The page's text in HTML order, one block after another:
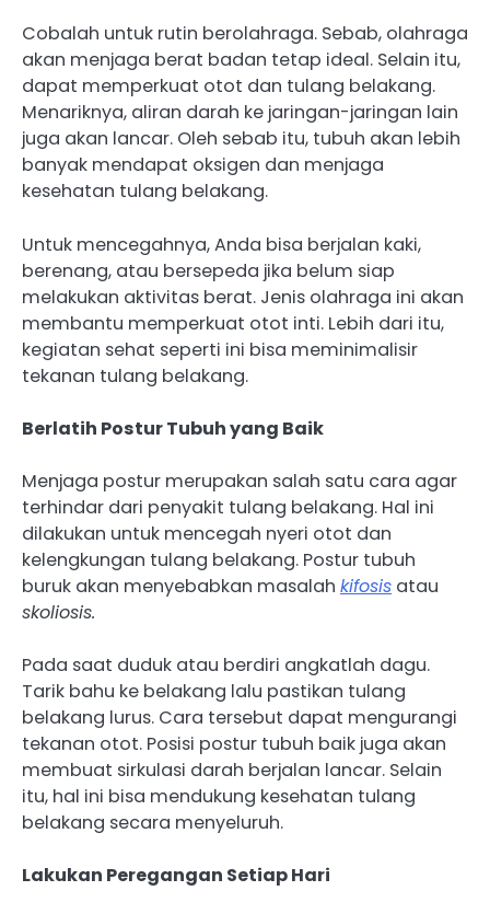
Cobalah untuk rutin berolahraga. Sebab, olahraga
akan menjaga berat badan tetap ideal. Selain itu,
dapat memperkuat otot dan tulang belakang.
Menariknya, aliran darah ke jaringan-jaringan lain
juga akan lancar. Oleh sebab itu, tubuh akan lebih
banyak mendapat oksigen dan menjaga
kesehatan tulang belakang.
Untuk mencegahnya, Anda bisa berjalan kaki,
berenang, atau bersepeda jika belum siap
melakukan aktivitas berat. Jenis olahraga ini akan
membantu memperkuat otot inti. Lebih dari itu,
kegiatan sehat seperti ini bisa meminimalisir
tekanan tulang belakang.
Berlatih Postur Tubuh yang Baik
Menjaga postur merupakan salah satu cara agar
terhindar dari penyakit tulang belakang. Hal ini
dilakukan untuk mencegah nyeri otot dan
kelengkungan tulang belakang. Postur tubuh
buruk akan menyebabkan masalah kifosis atau
skoliosis.
Pada saat duduk atau berdiri angkatlah dagu.
Tarik bahu ke belakang lalu pastikan tulang
belakang lurus. Cara tersebut dapat mengurangi
tekanan otot. Posisi postur tubuh baik juga akan
membuat sirkulasi darah berjalan lancar. Selain
itu, hal ini bisa mendukung kesehatan tulang
belakang secara menyeluruh.
Lakukan Peregangan Setiap Hari